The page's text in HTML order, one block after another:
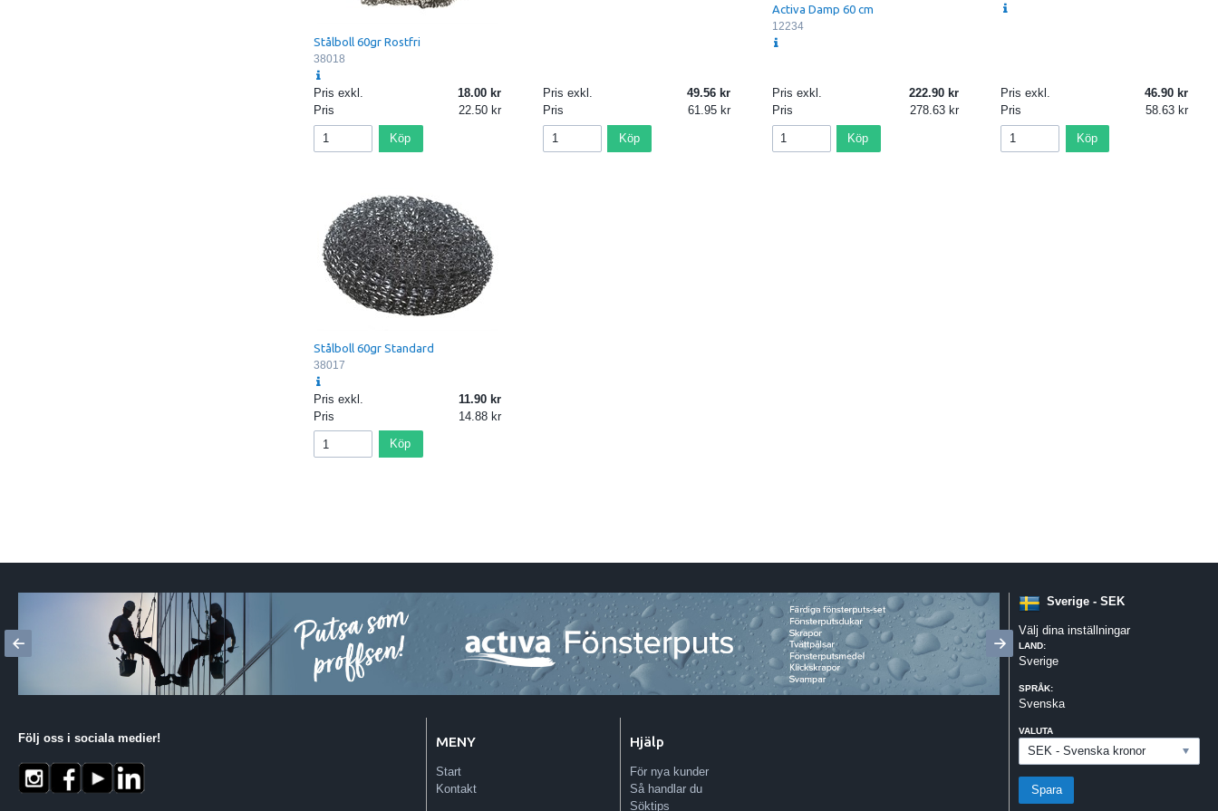
Stålboll 60gr Rostfri
38018
Pris exkl.
18.00
Pris
22.50
Köp
Pris exkl.
49.56
Pris
61.95
Köp
Activa Damp 60 cm
12234
Pris exkl.
222.90
Pris
278.63
Köp
Pris exkl.
46.90
Pris
58.63
Köp
Stålboll 60gr Standard
38017
Pris exkl.
11.90
Pris
14.88
Köp
Följ oss i sociala medier! MENY
Start
Kontakt
Hjälp
För nya kunder
Så handlar du
Söktips
Sverige - SEK
Välj dina inställningar
LAND:
Sverige
SPRÅK:
Svenska
VALUTA